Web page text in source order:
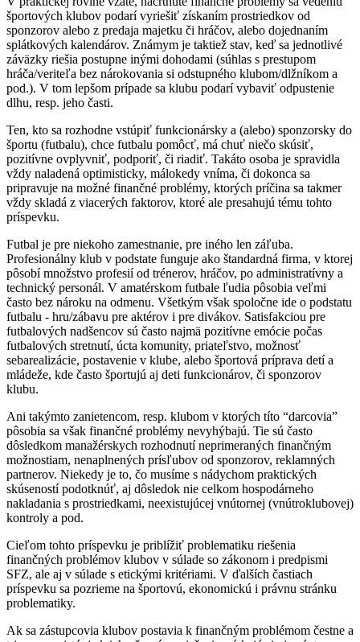
športových klubov podarí vyriešiť získaním prostriedkov od
sponzorov alebo z predaja majetku či hráčov, alebo dojednaním
splátkových kalendárov. Známym je taktiež stav, keď sa jednotlivé
záväzky riešia postupne inými dohodami (súhlas s prestupom
hráča/veriteľa bez nárokovania si odstupného klubom/dlžníkom a
pod.). V tom lepšom prípade sa klubu podarí vybaviť odpustenie
dlhu, resp. jeho časti.
Ten, kto sa rozhodne vstúpiť funkcionársky a (alebo) sponzorsky do
športu (futbalu), chce futbalu pomôcť, má chuť niečo skúsiť,
pozitívne ovplyvniť, podporiť, či riadiť. Takáto osoba je spravidla
vždy naladená optimisticky, málokedy vníma, či dokonca sa
pripravuje na možné finančné problémy, ktorých príčina sa takmer
vždy skladá z viacerých faktorov, ktoré ale presahujú tému tohto
príspevku.
Futbal je pre niekoho zamestnanie, pre iného len záľuba.
Profesionálny klub v podstate funguje ako štandardná firma, v ktorej
pôsobí množstvo profesií od trénerov, hráčov, po administratívny a
technický personál. V amatérskom futbale ľudia pôsobia veľmi
často bez nároku na odmenu. Všetkým však spoločne ide o podstatu
futbalu - hru/zábavu pre aktérov i pre divákov. Satisfakciou pre
futbalových nadšencov sú často najmä pozitívne emócie počas
futbalových stretnutí, úcta komunity, priateľstvo, možnosť
sebarealizácie, postavenie v klube, alebo športová príprava detí a
mládeže, kde často športujú aj deti funkcionárov, či sponzorov
klubu.
Ani takýmto zanietencom, resp. klubom v ktorých títo “darcovia”
pôsobia sa však finančné problémy nevyhýbajú. Tie sú často
dôsledkom manažérskych rozhodnutí neprimeraných finančným
možnostiam, nenaplnených prísľubov od sponzorov, reklamných
partnerov. Niekedy je to, čo musíme s nádychom praktických
skúseností podotknúť, aj dôsledok nie celkom hospodárneho
nakladania s prostriedkami, neexistujúcej vnútornej (vnútroklubovej)
kontroly a pod.
Cieľom tohto príspevku je priblížiť problematiku riešenia
finančných problémov klubov v súlade so zákonom i predpismi
SFZ, ale aj v súlade s etickými kritériami. V ďalších častiach
príspevku sa pozrieme na športovú, ekonomickú i právnu stránku
problematiky.
Ak sa zástupcovia klubov postavia k finančným problémom čestne a